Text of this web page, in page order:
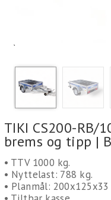
`
TIKI CS200-RB/
brems og tipp |
• TTV 1000 kg.
• Nyttelast: 788 kg.
• Planmål: 200x125x33